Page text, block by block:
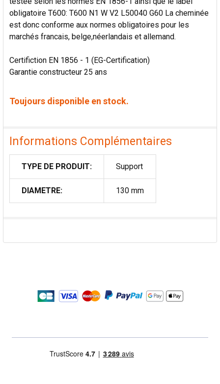
obligatoire T600: T600 N1 W V2 L50040 G60 La cheminée
est donc conforme aux normes obligatoires pour les
marchés francais, belge,néerlandais et allemand.
Certifiction EN 1856 - 1 (EG-Certification)
Garantie constructeur 25 ans
Toujours disponible en stock.
Informations Complémentaires
TYPE DE PRODUIT: Support
DIAMETRE: 130 mm